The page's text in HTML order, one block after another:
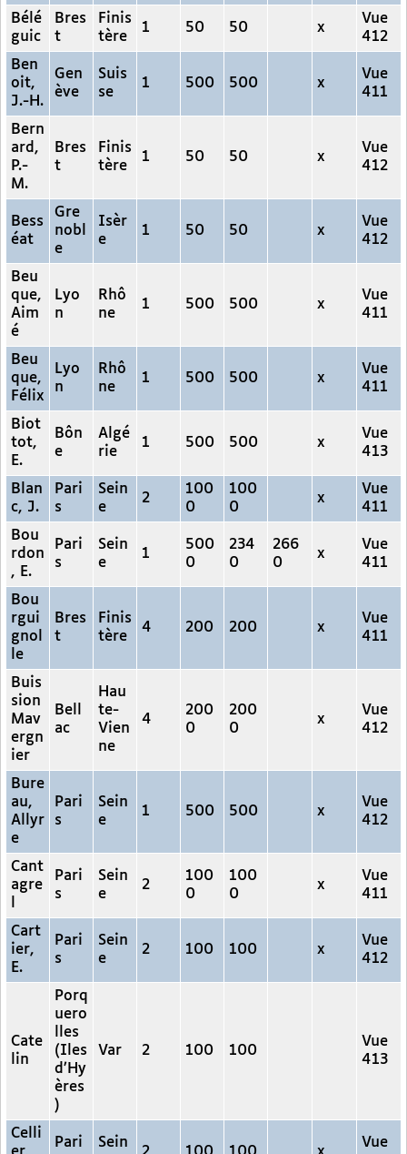
Bélé
guic
Bres
t
Finis
tère
1 50 50 x
Vue
412
Ben
oit,
J.-H.
Gen
ève
Suis
se
1 500 500 x
Vue
411
Bern
ard,
P.-
M.
Bres
t
Finis
tère
1 50 50 x
Vue
412
Bess
éat
Gre
nobl
e
Isèr
e
1 50 50 x
Vue
412
Beu
que,
Aim
é
Lyo
n
Rhô
ne
1 500 500 x
Vue
411
Beu
que,
Félix
Lyo
n
Rhô
ne
1 500 500 x
Vue
411
Biot
tot,
E.
Bôn
e
Algé
rie
1 500 500 x
Vue
413
Blan
c, J.
Pari
s
Sein
e
2
100
0
100
0
x
Vue
411
Bou
rdon
, E.
Pari
s
Sein
e
1
500
0
234
0
266
0
x
Vue
411
Bou
rgui
gnol
le
Bres
t
Finis
tère
4 200 200 x
Vue
411
Buis
sion
Mav
ergn
ier
Bell
ac
Hau
te-
Vien
ne
4
200
0
200
0
x
Vue
412
Bure
au,
Allyr
e
Pari
s
Sein
e
1 500 500 x
Vue
412
Cant
agre
Pari
s
Sein
e
2
100
0
100
0
x
Vue
411
Cart
ier,
E.
Pari
s
Sein
e
2 100 100 x
Vue
412
Cate
lin
Porq
uero
lles
(Iles
d’Hy
ères
)
Var 2 100 100
Vue
413
Celli
Pari
Sein
Vue